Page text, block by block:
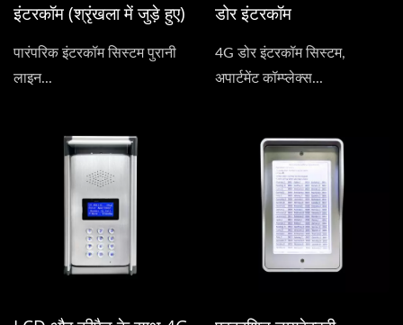
इंटरकॉम (श्रृंखला में जुड़े हुए)
पारंपरिक इंटरकॉम सिस्टम पुरानी
लाइन...
डोर इंटरकॉम
4G डोर इंटरकॉम सिस्टम,
अपार्टमेंट कॉम्प्लेक्स...